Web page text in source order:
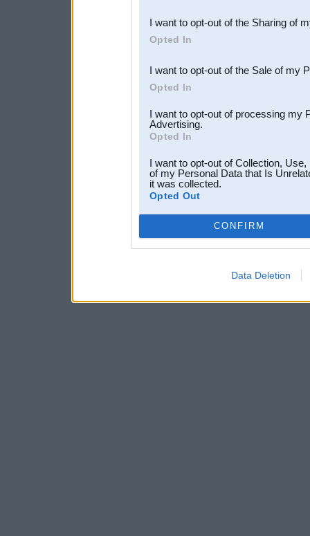
Downstream Participants
third parties.
I want to opt-out of the Sharing of
Opted In
I want to opt-out of the Sale of my
Opted In
I want to opt-out of processing my
Advertising.
Opted In
I want to opt-out of Collection,
of my Personal Data that Is
it was collected.
Opted Out
CONFIRM
Data Deletion